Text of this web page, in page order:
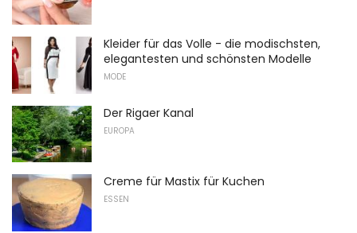
Kleider für das Volle - die modischsten,
elegantesten und schönsten Modelle
MODE
Der Rigaer Kanal
EUROPA
Creme für Mastix für Kuchen
ESSEN